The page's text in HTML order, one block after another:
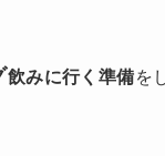
飲みに行く準備を